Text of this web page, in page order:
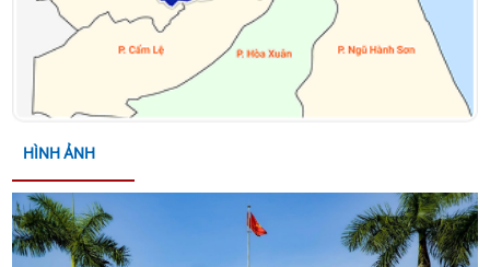
2026 CỦA UBND THÀNH PHỐ ĐÀ NẴNG
THÔNG BÁO ĐĂNG KÝ THAM GIA HỘI CHỢ TRIỂN
LÃM HÀNG CÔNG NGHIỆP NÔNG THÔN – KHƠI
NĂM 2026
THÔNG BÁO THỜI GIAN TỔ CHỨC HỘI NGHỊ KẾT
NỐI GIAO THƯƠNG VÀ TRƯNG BÀY, GIỚI THIỆU SẢN
HÌNH ẢNH